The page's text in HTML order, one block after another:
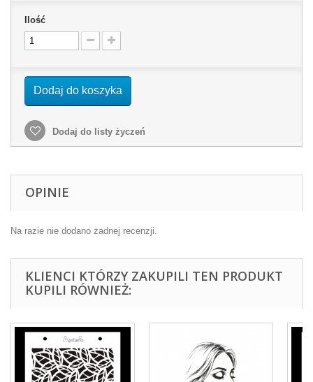
Ilość
Dodaj do koszyka
Dodaj do listy życzeń
OPINIE
Na razie nie dodano żadnej recenzji.
KLIENCI KTÓRZY ZAKUPILI TEN PRODUKT
KUPILI RÓWNIEŻ: